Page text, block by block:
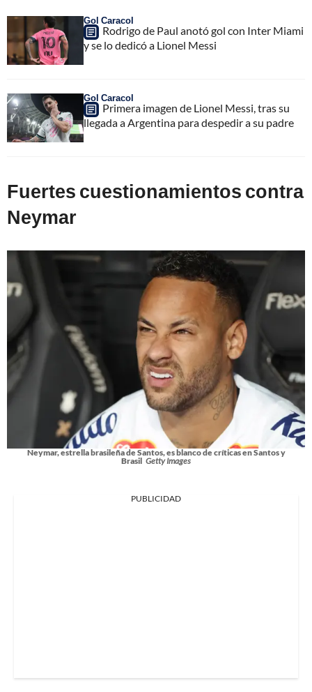
Gol Caracol
Rodrigo de Paul anotó gol con Inter Miami
y se lo dedicó a Lionel Messi
Gol Caracol
Primera imagen de Lionel Messi, tras su
llegada a Argentina para despedir a su padre
Fuertes cuestionamientos contra
Neymar
Neymar, estrella brasileña de Santos, es blanco de críticas en Santos y
Brasil Getty Images
PUBLICIDAD